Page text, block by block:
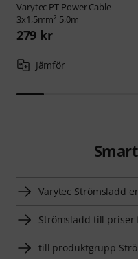
Varytec PT Power Cable
3x1,5mm² 5,0m
279 kr
Jämför
Varytec Strömsladd
Strömsladd till priser
till produktgrupp